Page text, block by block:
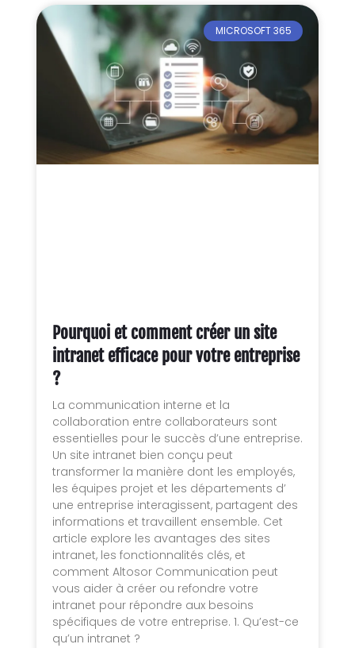
MICROSOFT 365
Pourquoi et comment créer un site
intranet efficace pour votre entreprise
?
La communication interne et la
collaboration entre collaborateurs sont
essentielles pour le succès d’une entreprise.
Un site intranet bien conçu peut
transformer la manière dont les employés,
les équipes projet et les départements d’
une entreprise interagissent, partagent des
informations et travaillent ensemble. Cet
article explore les avantages des sites
intranet, les fonctionnalités clés, et
comment Altosor Communication peut
vous aider à créer ou refondre votre
intranet pour répondre aux besoins
spécifiques de votre entreprise. 1. Qu’est-ce
qu’un intranet ?